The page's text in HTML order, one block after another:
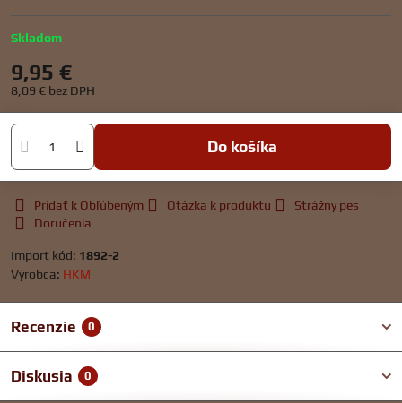
Skladom
9,95 €
8,09 € bez DPH
Do košíka
Pridať k Obľúbeným Otázka k produktu
Strážny pes
Doručenia
Import kód: 1892-2
Výrobca: HKM
Recenzie 0
Diskusia 0